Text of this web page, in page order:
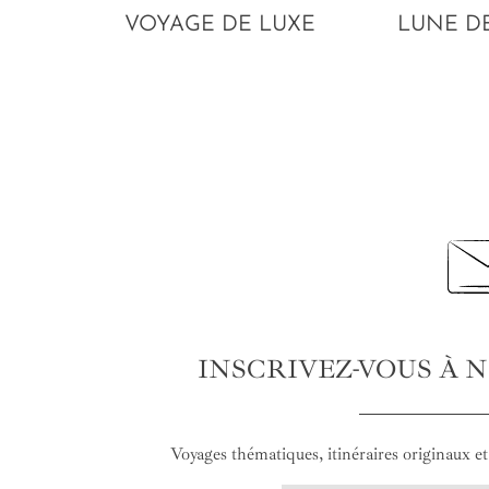
VOYAGE DE LUXE LUNE
INSCRIVEZ-VOUS À
Voyages thématiques, itinéraires originaux